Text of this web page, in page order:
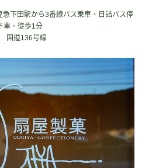
下田駅から3番線バス乗車、日詰バス停
下車、徒歩1分
国道136号線